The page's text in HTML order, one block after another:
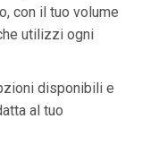
con il tuo volume
utilizzi ogni
disponibili e
al tuo